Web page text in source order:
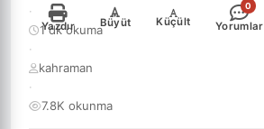
·
1 dk okuma
·
kahraman
·
7.8K okunma
Yazdır
+
Büyüt
-
Küçült
0
Yorumlar